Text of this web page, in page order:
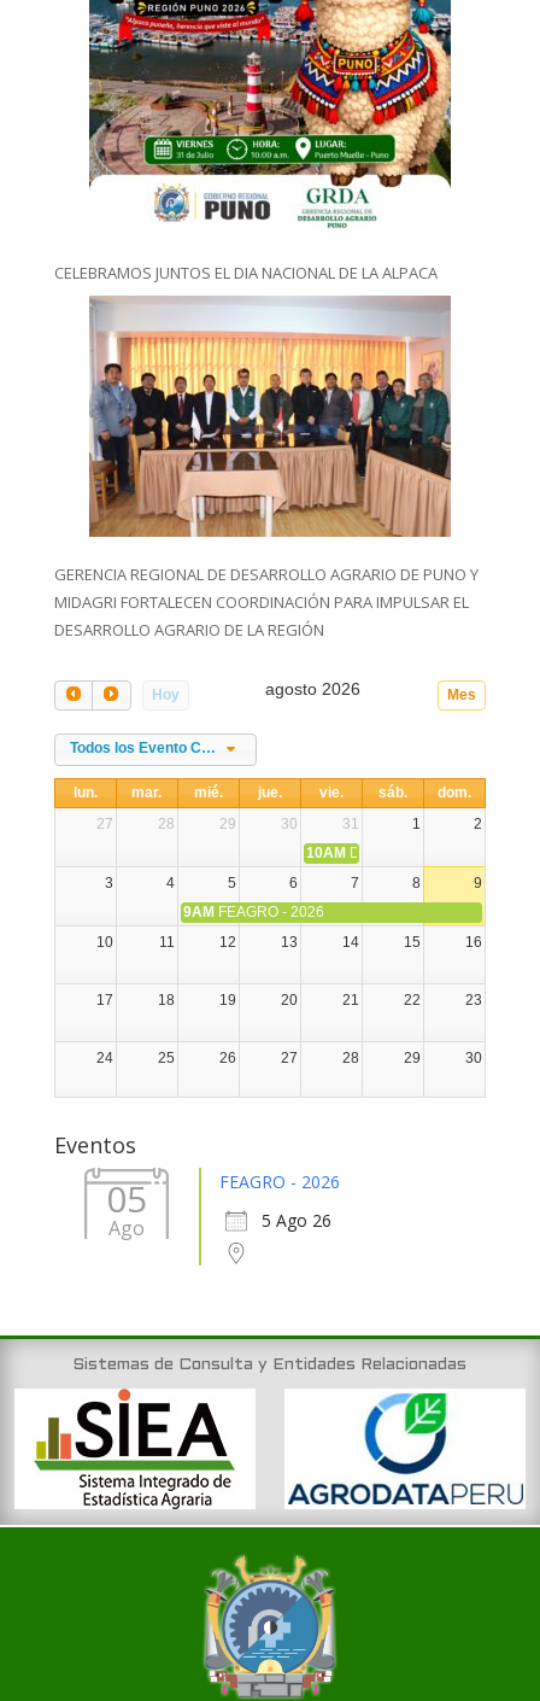
CELEBRAMOS JUNTOS EL DIA NACIONAL DE LA ALPACA
GERENCIA REGIONAL DE DESARROLLO AGRARIO DE PUNO Y
MIDAGRI FORTALECEN COORDINACIÓN PARA IMPULSAR EL
DESARROLLO AGRARIO DE LA REGIÓN
Hoy Mes
agosto 2026
Todos los Evento Categories
lun. mar. mié. jue. vie. sáb.
dom.
27
28 29 30 31 1
2
10AM DIA NACIONAL DE LA
3
4 5 6 7 8
9
9AM FEAGRO - 2026
10
11 12 13 14 15 16
17 18 19 20 21 22 23
24 25 26 27 28 29 30
Eventos
05
Ago
FEAGRO - 2026
5 Ago 26
Sistemas de Consulta y Entidades Relacionadas